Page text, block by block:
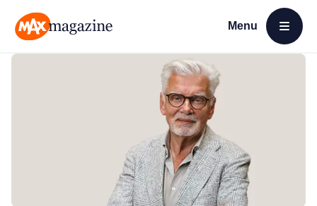
Menu
Open menu